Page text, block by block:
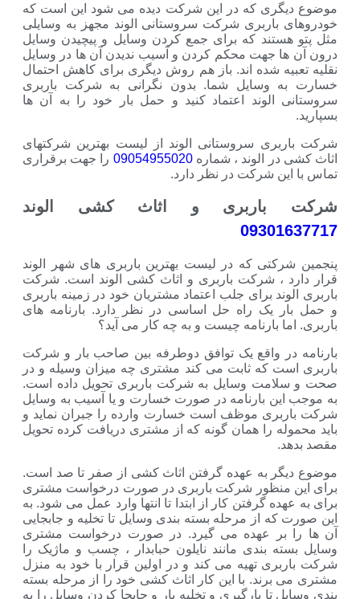
موضوع دیگری که در این شرکت دیده می شود این است که
خودروهای باربری شرکت سروستانی الوند مجهز به وسایلی
مثل پتو هستند که برای جمع کردن وسایل و پیچیدن وسایل
درون آن ها جهت محکم کردن و آسیب ندیدن آن ها در وسایل
نقلیه تعبیه شده اند. باز هم روش دیگری برای کاهش احتمال
خسارت به وسایل شما. بدون نگرانی به شرکت باربری
سروستانی الوند اعتماد کنید و حمل بار خود را به آن ها
بسپارید.
شرکت باربری سروستانی الوند از لیست بهترین شرکتهای
اثاث کشی در الوند ، شماره09054955020 را جهت برقراری
تماس با این شرکت در نظر دارد.
شرکت باربری و اثاث کشی الوند
09301637717
پنجمین شرکتی که در لیست بهترین باربری های شهر الوند
قرار دارد ، شرکت باربری و اثاث کشی الوند است. شرکت
باربری الوند برای جلب اعتماد مشتریان خود در زمینه باربری
و حمل بار یک راه حل اساسی در نظر دارد. بارنامه های
باربری. اما بارنامه چیست و به چه کار می آید؟
بارنامه در واقع یک توافق دوطرفه بین صاحب بار و شرکت
باربری است که ثابت می کند مشتری چه میزان وسیله و در
صحت و سلامت وسایل به شرکت باربری تحویل داده است.
به موجب این بارنامه در صورت خسارت و یا آسیب به وسایل
شرکت باربری موظف است خسارت وارده را جبران نماید و
باید محموله را همان گونه که از مشتری دریافت کرده تحویل
مقصد بدهد.
موضوع دیگر به عهده گرفتن اثاث کشی از صفر تا صد است.
برای این منظور شرکت باربری در صورت درخواست مشتری
برای به عهده گرفتن کار از ابتدا تا انتها وارد عمل می شود. به
این صورت که از مرحله بسته بندی وسایل تا تخلیه و جابجایی
آن ها را بر عهده می گیرد. در صورت درخواست مشتری
وسایل بسته بندی مانند نایلون حبابدار ، چسب و ماژیک را
شرکت باربری تهیه می کند و در اولین قرار با خود به منزل
مشتری می برند. با این کار اثاث کشی خود را از مرحله بسته
بندی وسایل تا بارگیری و تخلیه بار و جابجا کردن وسایل را به